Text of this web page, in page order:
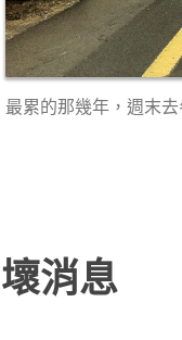
最累的那幾年，週末
壞消息